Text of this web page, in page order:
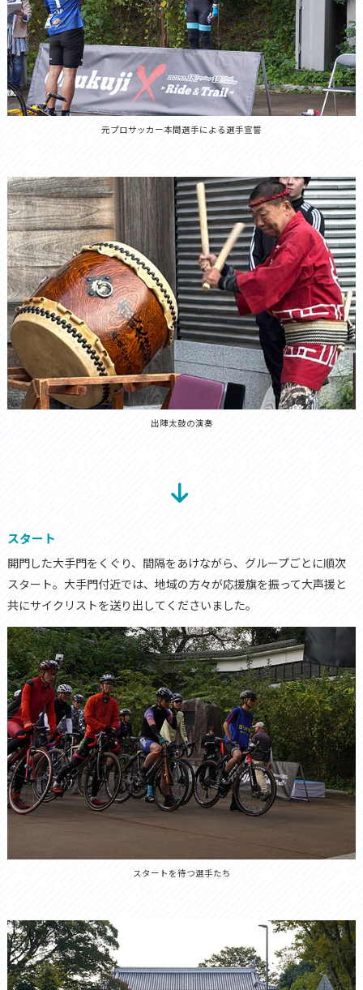
元プロサッカー本間選手による選手宣誓
出陣太鼓の演奏
スタート
開門した大手門をくぐり、間隔をあけながら、グループごとに順次
スタート。大手門付近では、地域の方々が応援旗を振って大声援と
共にサイクリストを送り出してくださいました。
スタートを待つ選手たち